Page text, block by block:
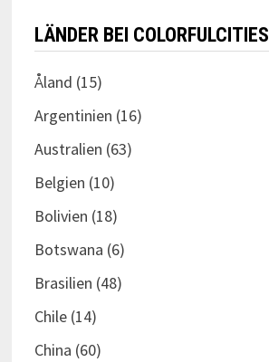
LÄNDER BEI COLORFULCITIES
Åland (15)
Argentinien (16)
Australien (63)
Belgien (10)
Bolivien (18)
Botswana (6)
Brasilien (48)
Chile(14)
China (60)